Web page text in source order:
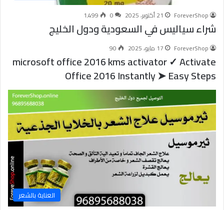
ForeverShop 21 أكتوبر، 2025 0 1٬499
شراء سياليس في السعودية ودول الخليج
ForeverShop 17 مايو، 2025 90
microsoft office 2016 kms activator ✓ Activate
Office 2016 Instantly ➤ Easy Steps
العناية بالشعر